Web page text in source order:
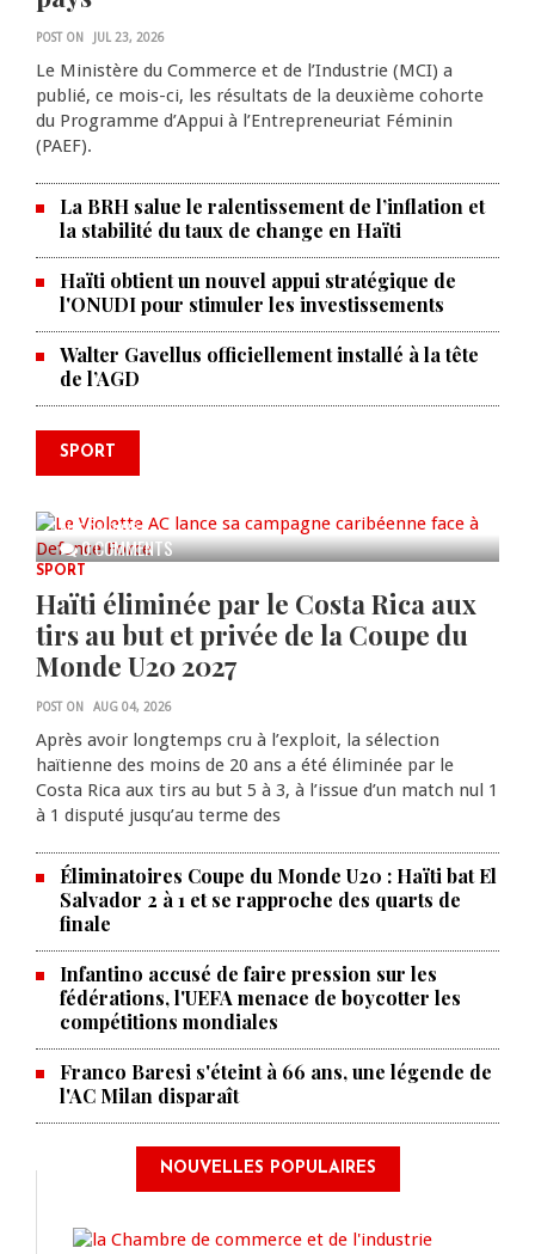
POST ON JUL 23, 2026
Le Ministère du Commerce et de l’Industrie (MCI) a
publié, ce mois-ci, les résultats de la deuxième cohorte
du Programme d’Appui à l’Entrepreneuriat Féminin
(PAEF).
La BRH salue le ralentissement de l’inflation et
la stabilité du taux de change en Haïti
Haïti obtient un nouvel appui stratégique de
l'ONUDI pour stimuler les investissements
Walter Gavellus officiellement installé à la tête
de l’AGD
SPORT
0 COMMENTS
Le Violette AC lance sa campagne
AUG 04, 2026
SPORT
Haïti éliminée par le Costa Rica aux
tirs au but et privée de la Coupe du
Monde U20 2027
POST ON AUG 04, 2026
Après avoir longtemps cru à l’exploit, la sélection
haïtienne des moins de 20 ans a été éliminée par le
Costa Rica aux tirs au but 5 à 3, à l’issue d’un match nul 1
à 1 disputé jusqu’au terme des
Éliminatoires Coupe du Monde U20 : Haïti bat El
Salvador 2 à 1 et se rapproche des quarts de
finale
Infantino accusé de faire pression sur les
fédérations, l'UEFA menace de boycotter les
compétitions mondiales
Franco Baresi s'éteint à 66 ans, une légende de
l'AC Milan disparaît
NOUVELLES POPULAIRES